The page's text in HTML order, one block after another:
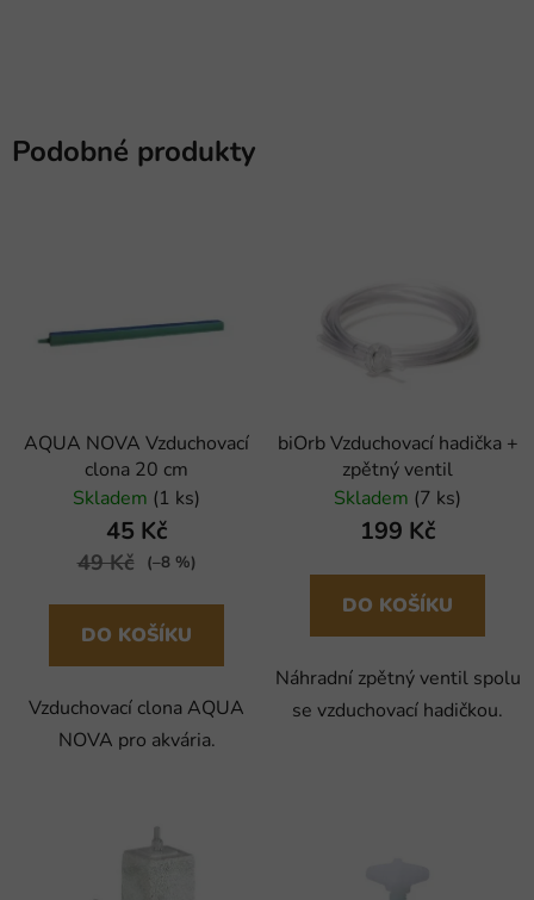
Podobné produkty
AQUA NOVA Vzduchovací
clona 20 cm
Skladem (1 ks)
45 Kč
49 Kč (–8 %)
DO KOŠÍKU
Vzduchovací clona AQUA
NOVA pro akvária.
biOrb Vzduchovací hadička +
zpětný ventil
Skladem (7 ks)
199 Kč
DO KOŠÍKU
Náhradní zpětný ventil spolu
se vzduchovací hadičkou.